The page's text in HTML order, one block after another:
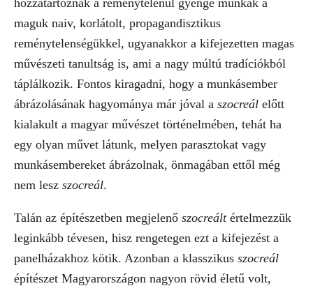
maguk naiv, korlátolt, propagandisztikus
reménytelenségükkel, ugyanakkor a kifejezetten magas
művészeti tanultság is, ami a nagy múltú tradíciókból
táplálkozik. Fontos kiragadni, hogy a munkásember
ábrázolásának hagyománya már jóval a szocreál előtt
kialakult a magyar művészet történelmében, tehát ha
egy olyan művet látunk, melyen parasztokat vagy
munkásembereket ábrázolnak, önmagában ettől még
nem lesz szocreál.
Talán az építészetben megjelenő szocreáltértelmezzük
leginkább tévesen, hisz rengetegen ezt a kifejezést a
panelházakhoz kötik. Azonban a klasszikus szocreál
építészet Magyarországon nagyon rövid életű volt,